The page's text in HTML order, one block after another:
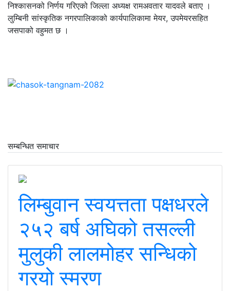
निश्कासनको निर्णय गरिएको जिल्ला अध्यक्ष रामअवतार यादवले बताए ।
लुम्बिनी सांस्कृतिक नगरपालिकाको कार्यपालिकामा मेयर, उपमेयरसहित
जसपाको वहुमत छ ।
सम्बन्धित समाचार
लिम्बुवान स्वयत्तता पक्षधरले
२५२ बर्ष अघिको तसल्ली
मुलुकी लालमोहर सन्धिको
गरयो स्मरण